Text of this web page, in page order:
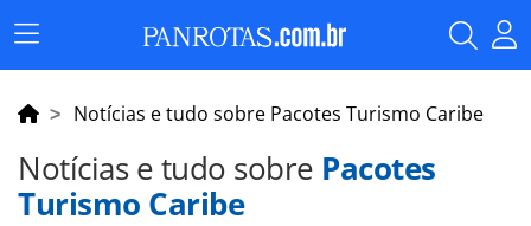
Menu
Principal
Notícias e tudo sobre Pacotes Turismo Caribe
Notícias e tudo sobre Pacotes
Turismo Caribe